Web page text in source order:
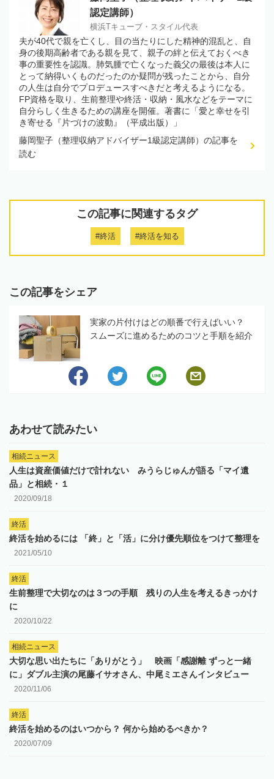
認定講師）
横浜Tキューブ・スタイル代表
夫が40代で親を亡くし、目の当たりにした精神的混乱と、自
身の後期高齢者である親を見て、親子の絆と伝えておくべき
事の重要性を認識。肺気腫で亡くなった義父の最後は本人に
とって納得いくものだったのか疑問が残ったことから、自分
の人生は自分でプロデュースすべきだと考えるようになる。
FP資格を取り、生前整理や終活・収納・風水などをテーマに
自分らしく生きるための講座を開催。著書に「愛と幸せを引
き寄せる『片づけの波動』（平成出版）」
藤岡聖子（整理収納アドバイザー1級認定講師）の記事を
読む
この記事に関連するタグ
#終活 #終活を知る
この記事をシェア
実家の片付けはどの順番で行えばいい？
スムーズに進めるためのコツと手順を紹介
あわせて読みたい
相続ニュース
人生は資産価値だけで計れない みうらじゅんが語る「マイ遺
品」と相続・１
2020/09/18
終活
終活を始めるには 「終」と「活」に分け優先順位をつけて整理を
2021/05/10
終活
生前整理で大切なのは３つの手順 残りの人生を考えるきっかけ
に
2020/10/22
相続ニュース
大切な思い出たちに「ありがとう」 映画「感謝離 ずっと一緒
に」ダブル主演の尾藤イサオさん、中尾ミエさんインタビュー
2020/11/06
終活
終活を始めるのはいつから？ 何から始めるべきか？
2020/07/09